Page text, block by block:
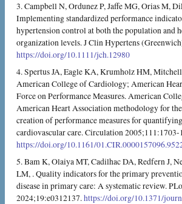
3. Campbell N, Ordunez P, Jaffe MG, Orias M,
Implementing standardized performance
hypertension control at both the population and
organization levels. J Clin Hypertens
https://doi.org/10.1111/jch.12980
4. Spertus JA, Eagle KA, Krumholz HM,
American College of Cardiology; American
Force on Performance Measures. American
American Heart Association methodology for
creation of performance measures for
cardiovascular care. Circulation 2005;111:1703-
https://doi.org/10.1161/
5. Bam K, Olaiya MT, Cadilhac DA, Redfern J,
LM, . Quality indicators for the primary
disease in primary care: A systematic review.
2024;19:e0312137.https://doi.org/10.1371/